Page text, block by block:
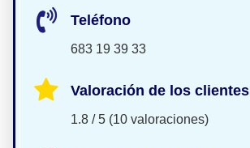
Teléfono
683 19 39 33
Valoración de los clientes
1.8 / 5 (10 valoraciones)